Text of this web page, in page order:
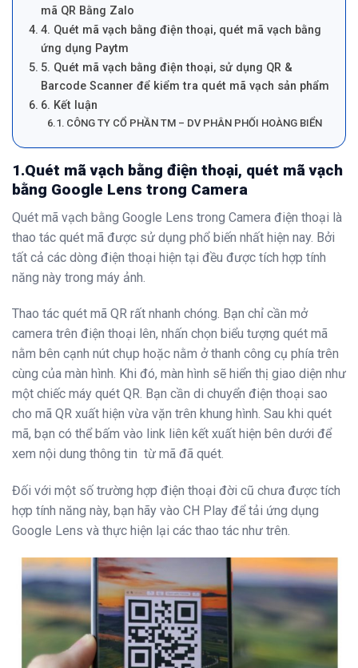
mã QR Bằng Zalo
4. Quét mã vạch bằng điện thoại, quét mã vạch bằng
ứng dụng Paytm
5. Quét mã vạch bằng điện thoại, sử dụng QR &
Barcode Scanner để kiểm tra quét mã vạch sản phẩm
6. Kết luận
CÔNG TY CỔ PHẦN TM – DV PHÂN PHỐI HOÀNG BIỂN
1.Quét mã vạch bằng điện thoại, quét mã vạch
bằng Google Lens trong Camera
Quét mã vạch bằng Google Lens trong Camera điện thoại là
thao tác quét mã được sử dụng phổ biến nhất hiện nay. Bởi
tất cả các dòng điện thoại hiện tại đều được tích hợp tính
năng này trong máy ảnh.
Thao tác quét mã QR rất nhanh chóng. Bạn chỉ cần mở
camera trên điện thoại lên, nhấn chọn biểu tượng quét mã
nằm bên cạnh nút chụp hoặc nằm ở thanh công cụ phía trên
cùng của màn hình. Khi đó, màn hình sẽ hiển thị giao diện như
một chiếc máy quét QR. Bạn cần di chuyển điện thoại sao
cho mã QR xuất hiện vừa vặn trên khung hình. Sau khi quét
mã, bạn có thể bấm vào link liên kết xuất hiện bên dưới để
xem nội dung thông tin từ mã đã quét.
Đối với một số trường hợp điện thoại đời cũ chưa được tích
hợp tính năng này, bạn hãy vào CH Play để tải ứng dụng
Google Lens và thực hiện lại các thao tác như trên.